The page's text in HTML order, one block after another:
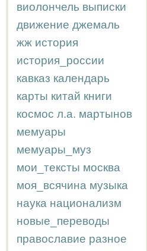
виолончель выписки
движение джемаль
жж история
история_россии
кавказ календарь
карты китай книги
космос л.а. мартынов
мемуары
мемуары_муз
мои_тексты москва
моя_всячина музыка
наука национализм
новые_переводы
православие разное